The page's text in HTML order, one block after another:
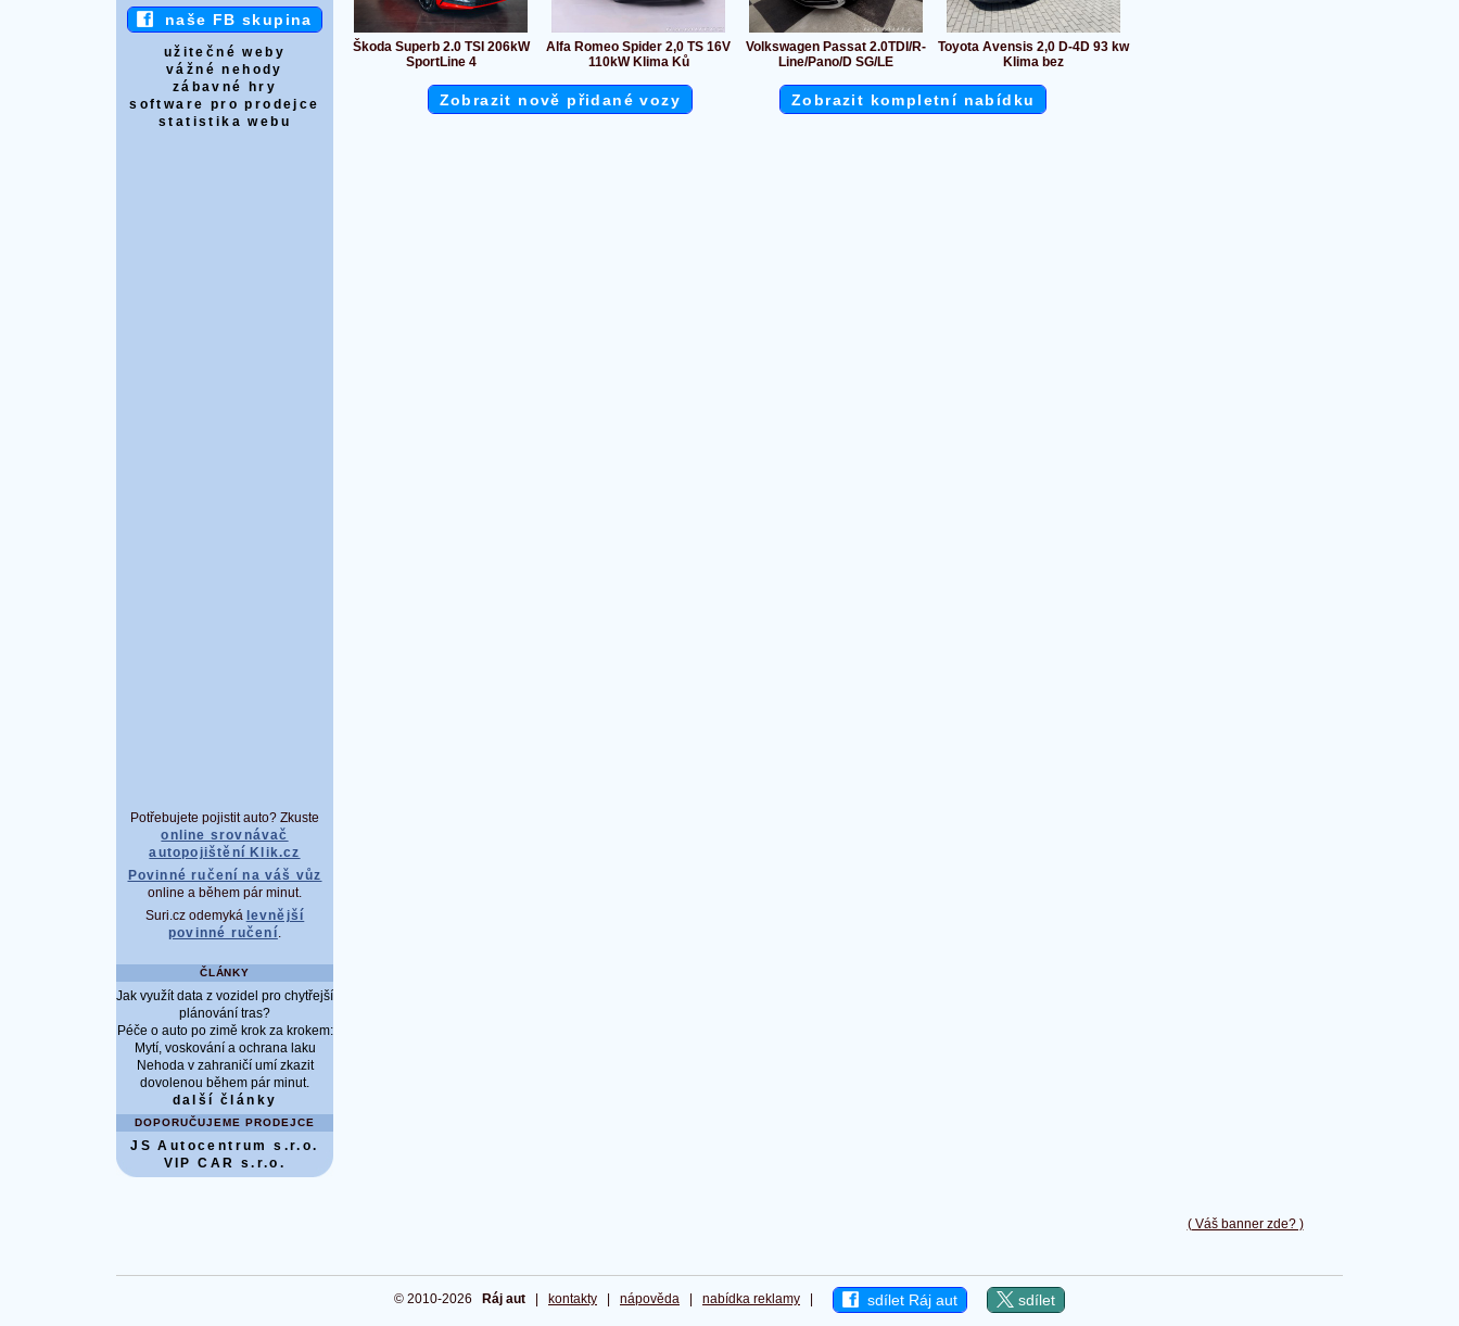
( Váš banner zde? )
naše FB skupina
užitečné weby
vážné nehody
zábavné hry
software pro prodejce
statistika webu
Potřebujete pojistit auto? Zkuste
online srovnávač
autopojištění Klik.cz
Povinné ručení na váš vůz
online a během pár minut.
Suri.cz odemyká levnější
povinné ručení.
ČLÁNKY
Jak využít data z vozidel pro chytřejší
plánování tras?
Péče o auto po zimě krok za krokem:
Mytí, voskování a ochrana laku
Nehoda v zahraničí umí zkazit
dovolenou během pár minut.
další články
DOPORUČUJEME PRODEJCE
JS Autocentrum s.r.o.
VIP CAR s.r.o.
Škoda Superb 2.0 TSI 206kW
SportLine 4
Alfa Romeo Spider 2,0 TS 16V
110kW Klima Ků
Volkswagen Passat 2.0TDI/R-
Line/Pano/D SG/LE
Toyota Avensis 2,0 D-4D 93 kw
Klima bez
Zobrazit nově přidané vozy Zobrazit kompletní nabídku
© 2010-2026 Ráj aut kontakty nápověda nabídka reklamy sdílet Ráj aut sdílet